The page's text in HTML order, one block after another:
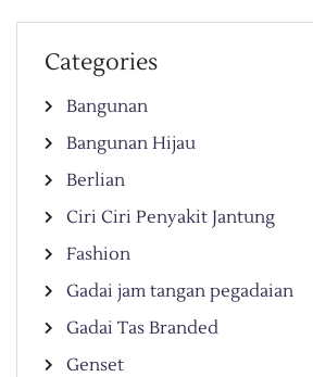
Categories
Bangunan
Bangunan Hijau
Berlian
Ciri Ciri Penyakit Jantung
Fashion
Gadai jam tangan pegadaian
Gadai Tas Branded
Genset